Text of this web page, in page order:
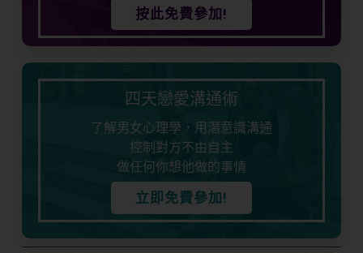
按此免費參加!
四天戀愛溝通術
了解男女心理學，用潛意識溝通
控制對方不由自主
做任何你想他做的事情
立即免費參加!